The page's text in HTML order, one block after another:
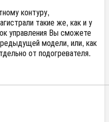
контуру,
такие же, как и у
управления Вы сможете
модели, или, как
от подогревателя.